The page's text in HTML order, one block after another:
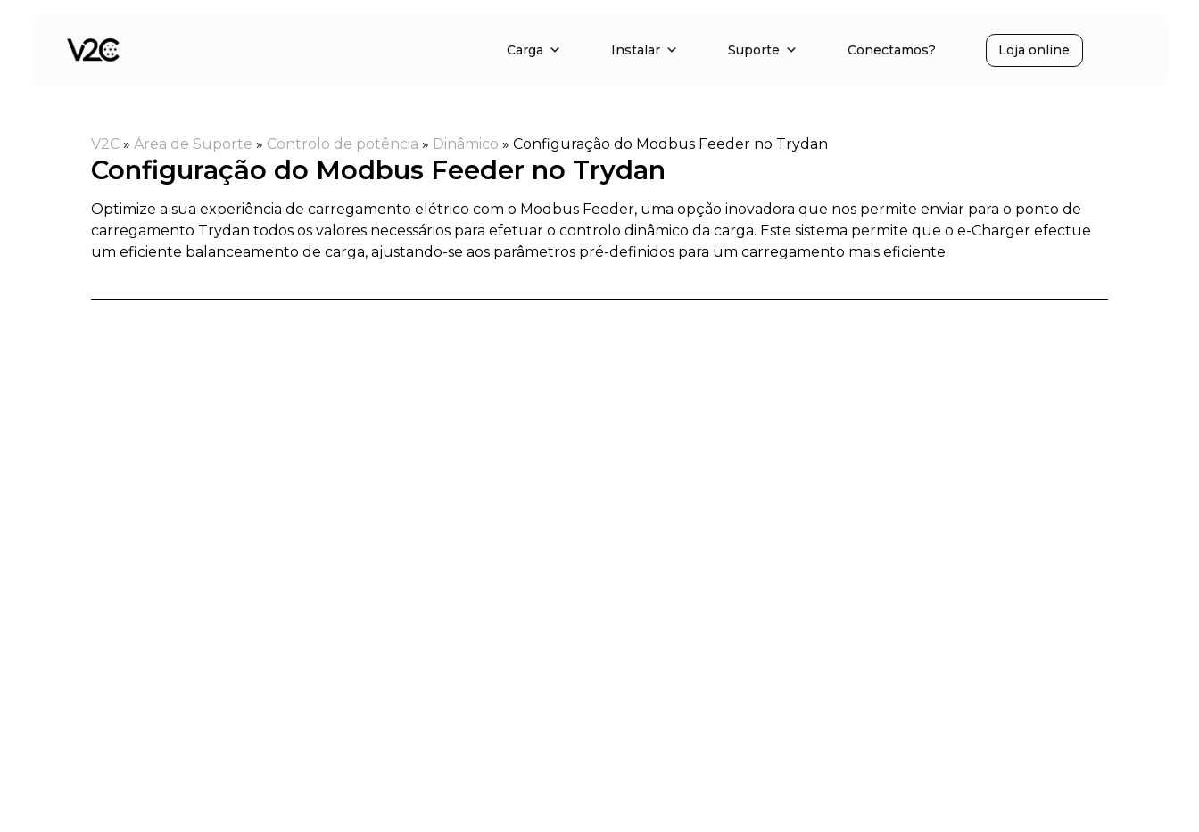
Carga Instalar Suporte Conectamos? Loja online
V2C » Área de Suporte » Controlo de potência » Dinâmico » Configuração do Modbus Feeder no Trydan
Configuração do Modbus Feeder no Trydan
Optimize a sua experiência de carregamento elétrico com o Modbus Feeder, uma opção inovadora que nos permite enviar para o ponto de
carregamento Trydan todos os valores necessários para efetuar o controlo dinâmico da carga. Este sistema permite que o e-Charger efectue
um eficiente balanceamento de carga, ajustando-se aos parâmetros pré-definidos para um carregamento mais eficiente.